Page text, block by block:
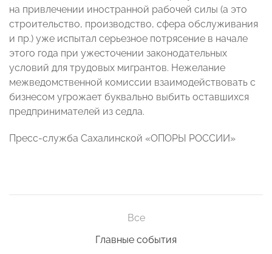
на привлечении иностранной рабочей силы (а это
строительство, производство, сфера обслуживания
и пр.) уже испытал серьезное потрясение в начале
этого года при ужесточении законодательных
условий для трудовых мигрантов. Нежелание
межведомственной комиссии взаимодействовать с
бизнесом угрожает буквально выбить оставшихся
предпринимателей из седла.
Пресс-служба Сахалинской «ОПОРЫ РОССИИ»
Все
Главные события